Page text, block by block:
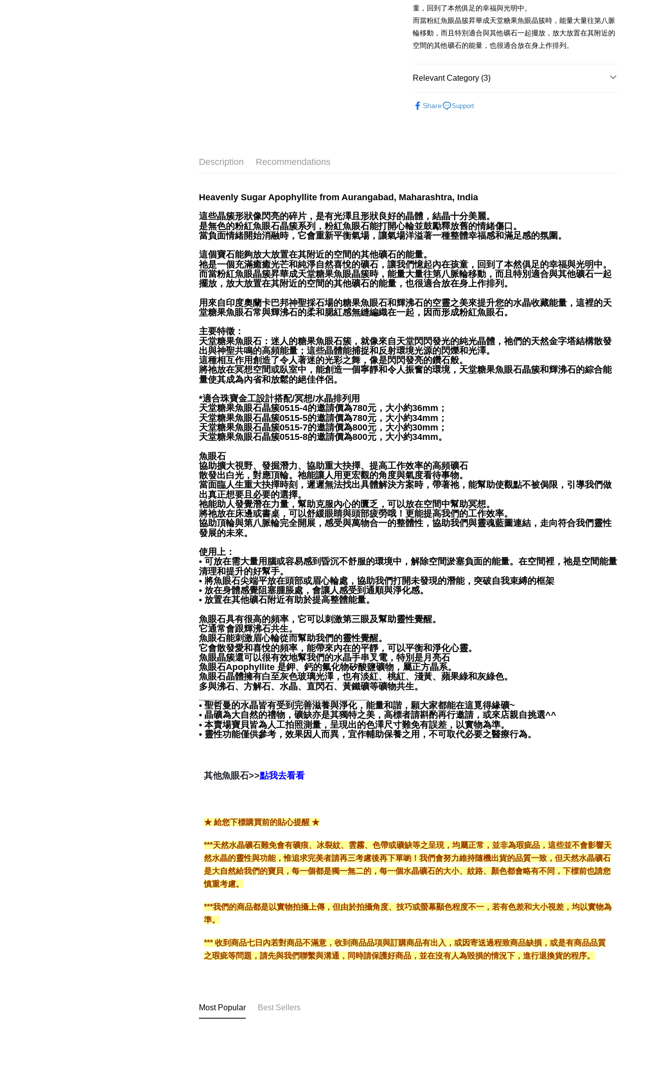
Shipping Method
全家取貨付款
NT$80/order | Free shipping on orders of NT$3,000 or more
NT$80/order | Free shipping on orders of NT$3,000 or more
童，回到了本然俱足的幸福與光明中。
而當粉紅魚眼晶簇昇華成天堂糖果魚眼晶簇時，能量大量往第八脈
輪移動，而且特別適合與其他礦石一起擺放，放大放置在其附近的
空間的其他礦石的能量，也很適合放在身上作排列。
Relevant Category (3)
Share Support
Description Recommendations
Heavenly Sugar Apophyllite from Aurangabad, Maharashtra, India
這些晶簇形狀像閃亮的碎片，是有光澤且形狀良好的晶體，結晶十分美麗。
是無色的粉紅魚眼石晶簇系列，粉紅魚眼石能打開心輪並鼓勵釋放舊的情緒傷口。
當負面情緒開始消融時，它會重新平衡氣場，讓氣場洋溢著一種整體幸福感和滿足感的氛圍。
這個寶石能夠放大放置在其附近的空間的其他礦石的能量。
祂是一個充滿癒癒光芒和純淨自然喜悅的礦石，讓我們憶起內在孩童，回到了本然俱足的幸福與光明中。
而當粉紅魚眼晶簇昇華成天堂糖果魚眼晶簇時，能量大量往第八脈輪移動，而且特別適合與其他礦石一起
擺放，放大放置在其附近的空間的其他礦石的能量，也很適合放在身上作排列。
用來自印度奧蘭卡巴邦神聖採石場的糖果魚眼石和輝沸石的空靈之美來提升您的水晶收藏能量，這裡的天
堂糖果魚眼石常與輝沸石的柔和腮紅感無縫編織在一起，因而形成粉紅魚眼石。
主要特徵：
天堂糖果魚眼石：迷人的糖果魚眼石簇，就像來自天堂閃閃發光的純光晶體，祂們的天然金字塔結構散發
出與神聖共鳴的高頻能量；這些晶體能捕捉和反射環境光源的閃爍和光澤。
這種相互作用創造了令人著迷的光彩之舞，像是閃閃發亮的鑽石般。
將祂放在冥想空間或臥室中，能創造一個寧靜和令人振奮的環境，天堂糖果魚眼石晶簇和輝沸石的綜合能
量使其成為內省和放鬆的絕佳伴侶。
*適合珠寶金工設計搭配/冥想/水晶排列用
天堂糖果魚眼石晶簇0515-4的邀請價為780元，大小約36mm；
天堂糖果魚眼石晶簇0515-5的邀請價為780元，大小約34mm；
天堂糖果魚眼石晶簇0515-7的邀請價為800元，大小約30mm；
天堂糖果魚眼石晶簇0515-8的邀請價為800元，大小約34mm。
魚眼石
協助擴大視野、發掘潛力、協助重大抉擇、提高工作效率的高頻礦石
散發出白光，對應頂輪。祂能讓人用更宏觀的角度與氣度看待事物。
當面臨人生重大抉擇時刻，遲遲無法找出具體解決方案時，帶著祂，能幫助使觀點不被侷限，引導我們做
出真正想要且必要的選擇。
祂能助人發覺潛在力量，幫助克服內心的匱乏，可以放在空間中幫助冥想。
將祂放在床邊或書桌，可以舒緩眼睛與頭部疲勞哦！更能提高我們的工作效率。
協助頂輪與第八脈輪完全開展，感受與萬物合一的整體性，協助我們與靈魂藍圖連結，走向符合我們靈性
發展的未來。
使用上：
• 可放在需大量用腦或容易感到昏沉不舒服的環境中，解除空間淤塞負面的能量。在空間裡，祂是空間能量
清理和提升的好幫手。
• 將魚眼石尖端平放在頭部或眉心輪處，協助我們打開未發現的潛能，突破自我束縛的框架
• 放在身體感覺阻塞腫脹處，會讓人感受到通順與淨化感。
• 放置在其他礦石附近有助於提高整體能量。
魚眼石具有很高的頻率，它可以刺激第三眼及幫助靈性覺醒。
它通常會跟輝沸石共生。
魚眼石能刺激眉心輪從而幫助我們的靈性覺醒。
它會散發愛和喜悅的頻率，能帶來內在的平靜，可以平衡和淨化心靈。
魚眼晶簇還可以很有效地幫我們的水晶手串叉電，特別是月亮石
魚眼石Apophyllite 是鉀、鈣的氟化物矽酸鹽礦物，屬正方晶系。
魚眼石晶體擁有白至灰色玻璃光澤，也有淡紅、桃紅、淺黃、蘋果綠和灰綠色。
多與沸石、方解石、水晶、直閃石、黃鐵礦等礦物共生。
• 聖哲曼的水晶皆有受到完善滋養與淨化，能量和諧，願大家都能在這覓得緣礦~
• 晶礦為大自然的禮物，礦缺亦是其獨特之美，高標者請斟酌再行邀請，或來店親自挑選^^
• 本賣場寶貝皆為人工拍照測量，呈現出的色澤尺寸難免有誤差，以實物為準。
• 靈性功能僅供參考，效果因人而異，宜作輔助保養之用，不可取代必要之醫療行為。
其他魚眼石>>點我去看看
★ 給您下標購買前的貼心提醒 ★
***天然水晶礦石難免會有礦痕、冰裂紋、雲霧、色帶或礦缺等之呈現，均屬正常，並非為瑕疵品，這些並不會影響天
然水晶的靈性與功能，惟追求完美者請再三考慮後再下單喲！我們會努力維持隨機出貨的品質一致，但天然水晶礦石
是大自然給我們的寶貝，每一個都是獨一無二的，每一個水晶礦石的大小、紋路、顏色都會略有不同，下標前也請您
慎重考慮。
***我們的商品都是以實物拍攝上傳，但由於拍攝角度、技巧或螢幕顯色程度不一，若有色差和大小視差，均以實物為
準。
*** 收到商品七日內若對商品不滿意，收到商品品項與訂購商品有出入，或因寄送過程致商品缺損，或是有商品品質
之瑕疵等問題，請先與我們聯繫與溝通，同時請保護好商品，並在沒有人為毀損的情況下，進行退換貨的程序。
Most Popular Best Sellers